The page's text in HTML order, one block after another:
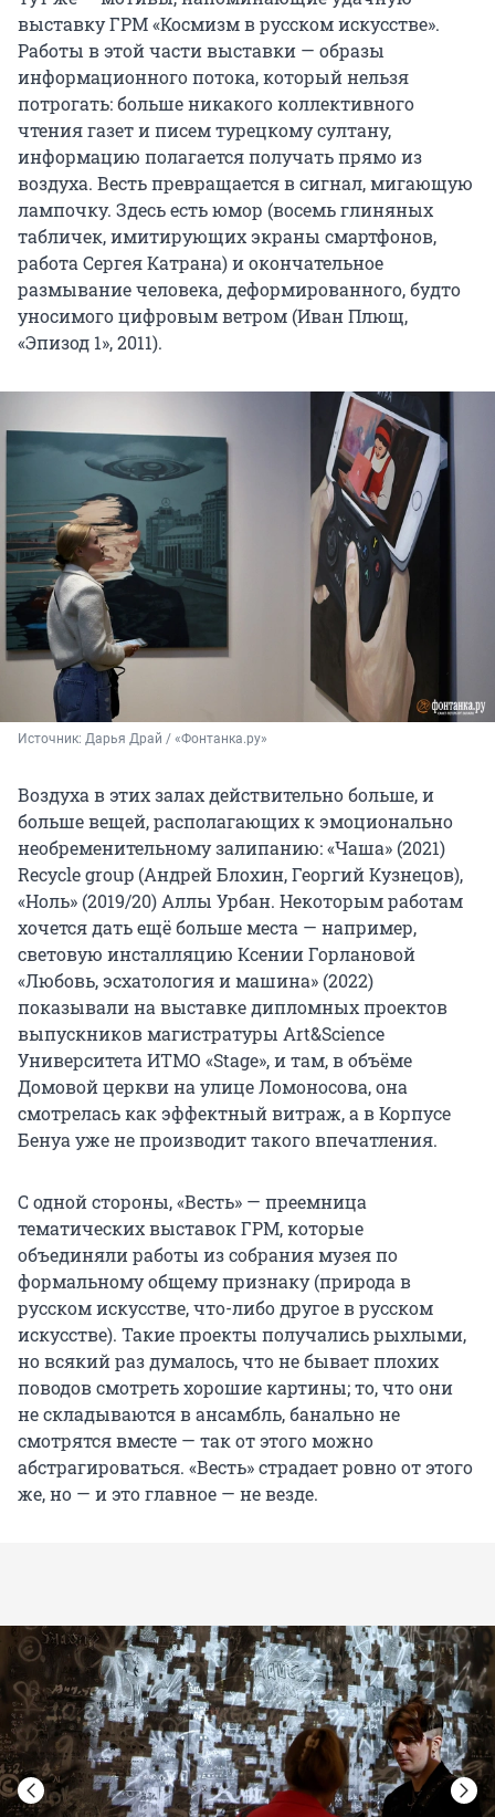
выставку ГРМ «Космизм в русском искусстве».
Работы в этой части выставки — образы
информационного потока, который нельзя
потрогать: больше никакого коллективного
чтения газет и писем турецкому султану,
информацию полагается получать прямо из
воздуха. Весть превращается в сигнал, мигающую
лампочку. Здесь есть юмор (восемь глиняных
табличек, имитирующих экраны смартфонов,
работа Сергея Катрана) и окончательное
размывание человека, деформированного, будто
уносимого цифровым ветром (Иван Плющ,
«Эпизод 1», 2011).
Источник: Дарья Драй / «Фонтанка.ру»
Воздуха в этих залах действительно больше, и
больше вещей, располагающих к эмоционально
необременительному залипанию: «Чаша» (2021)
Recycle group (Андрей Блохин, Георгий Кузнецов),
«Ноль» (2019/20) Аллы Урбан. Некоторым работам
хочется дать ещё больше места — например,
световую инсталляцию Ксении Горлановой
«Любовь, эсхатология и машина» (2022)
показывали на выставке дипломных проектов
выпускников магистратуры Art&Science
Университета ИТМО «Stage», и там, в объёме
Домовой церкви на улице Ломоносова, она
смотрелась как эффектный витраж, а в Корпусе
Бенуа уже не производит такого впечатления.
С одной стороны, «Весть» — преемница
тематических выставок ГРМ, которые
объединяли работы из собрания музея по
формальному общему признаку (природа в
русском искусстве, что-либо другое в русском
искусстве). Такие проекты получались рыхлыми,
но всякий раз думалось, что не бывает плохих
поводов смотреть хорошие картины; то, что они
не складываются в ансамбль, банально не
смотрятся вместе — так от этого можно
абстрагироваться. «Весть» страдает ровно от этого
же, но — и это главное — не везде.